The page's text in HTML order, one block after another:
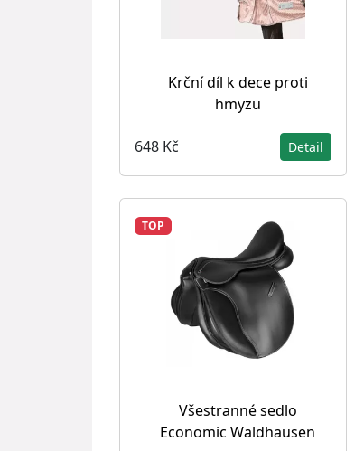
Krční díl k dece proti
hmyzu
648 Kč Detail
TOP
Všestranné sedlo
Economic Waldhausen